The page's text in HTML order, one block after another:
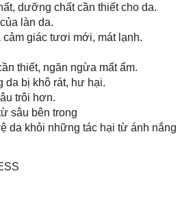
dưỡng chất cần thiết cho da.
làn da.
giác tươi mới, mát lạnh.
thiết, ngăn ngừa mất ẩm.
da bị khô rát, hư hại.
trôi hơn.
sâu bên trong
da khỏi những tác hại từ ánh nắng